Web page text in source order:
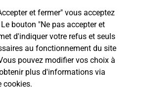
et fermer" vous acceptez
bouton "Ne pas accepter et
d'indiquer votre refus et seuls
au fonctionnement du site
pouvez modifier vos choix à
plus d'informations via
cookies.
LA BARTHE DE NESTE